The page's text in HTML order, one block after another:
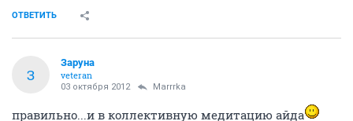
Заруна
03 октября 2012
вот любопытство меня мучит - ты какими-нибудь